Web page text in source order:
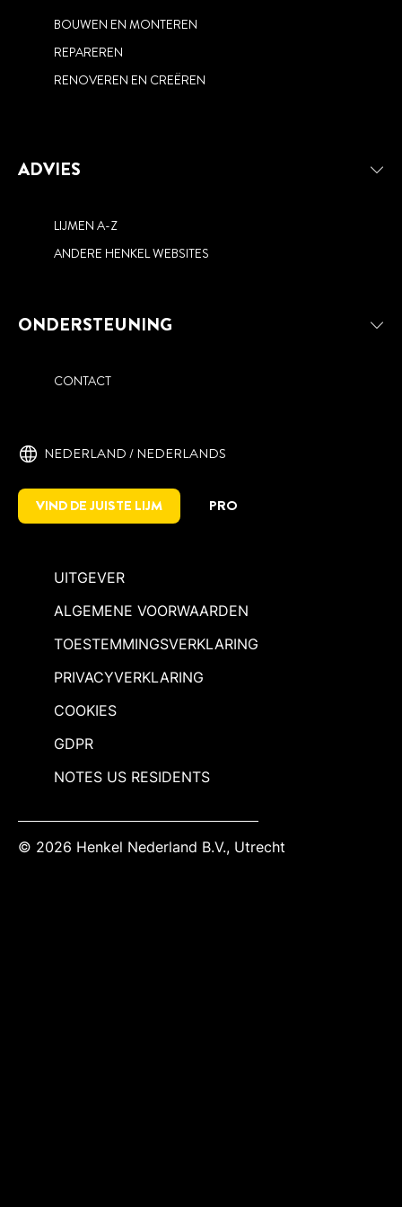
BOUWEN EN MONTEREN
REPAREREN
RENOVEREN EN CREËREN
ADVIES
LIJMEN A-Z
ANDERE HENKEL WEBSITES
ONDERSTEUNING
CONTACT
NEDERLAND / NEDERLANDS
VIND DE JUISTE LIJM PRO
UITGEVER
ALGEMENE VOORWAARDEN
TOESTEMMINGSVERKLARING
PRIVACYVERKLARING
COOKIES
GDPR
NOTES US RESIDENTS
© 2026 Henkel Nederland B.V., Utrecht